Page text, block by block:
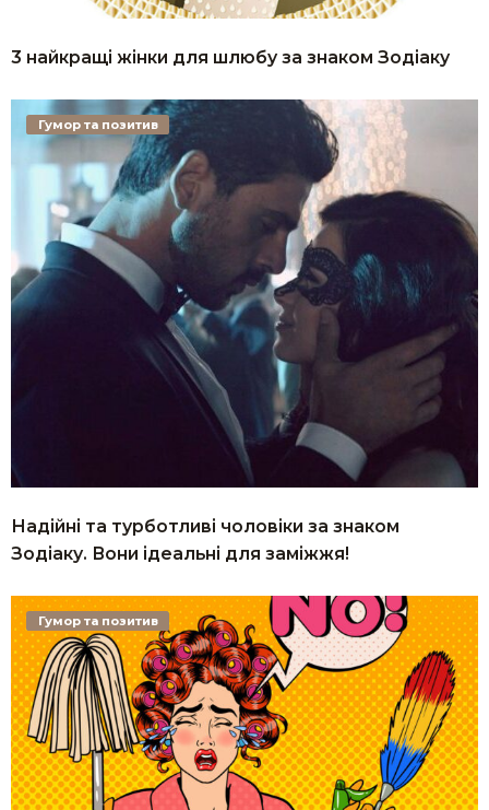
3 найкращі жінки для шлюбу за знаком Зодіаку
Надійні та турботливі чоловіки за знаком
Зодіаку. Вони ідеальні для заміжжя!
Гумор та позитив
Гумор та позитив